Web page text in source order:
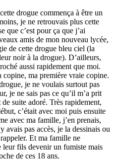
drogue commença à être un
je ne retrouvais plus cette
que c’est pour ça que j’ai
amis de mon nouveau lycée,
de cette drogue bleu ciel (la
noir à la drogue). D’ailleurs,
aussi rapidement que moi.
copine, ma première vraie copine.
je ne voulais surtout pas
je ne sais pas ce qu’il m’a prit
suite adoré. Très rapidement,
c’était avec moi puis ensuite
avec ma famille, j’en prenais,
pas accès, je la dessinais ou
Et ma famille ne
fils devenir un fumiste mais
de ces 18 ans.